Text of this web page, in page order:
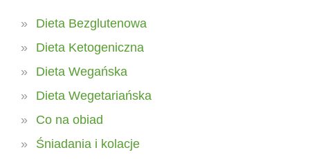
Dieta Bezglutenowa
Dieta Ketogeniczna
Dieta Wegańska
Dieta Wegetariańska
Co na obiad
Śniadania i kolacje